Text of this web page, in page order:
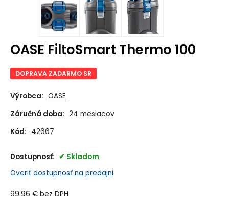
OASE FiltoSmart Thermo 100
DOPRAVA ZADARMO SR
Výrobca: OASE
Záručná doba: 24 mesiacov
Kód: 42667
Dostupnosť:
Skladom
Overiť dostupnosť na predajni
99.96 € bez DPH